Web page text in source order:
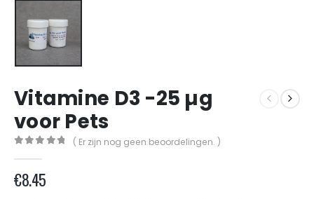
Vitamine D3 -25 µg
voor Pets
( Er zijn nog geen beoordelingen. )
€8.45